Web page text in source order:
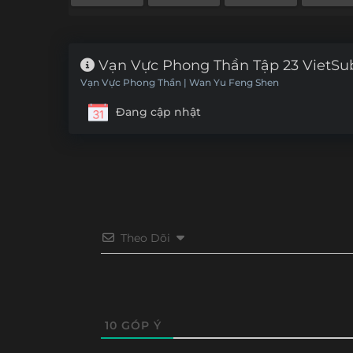
Vạn Vực Phong Thần Tập 23
Vạn Vực Phong Thần | Wan Yu Feng Shen
Đang cập nhật
Theo Dõi
10 GÓP Ý